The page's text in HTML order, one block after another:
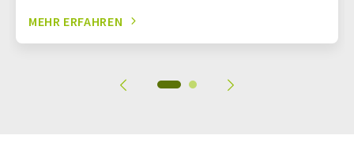
MEHR ERFAHREN